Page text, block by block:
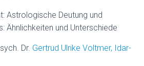
Deutung und
Ähnlichkeiten und Unterschiede
Dr. Gertrud Ulrike Voltmer, Idar-